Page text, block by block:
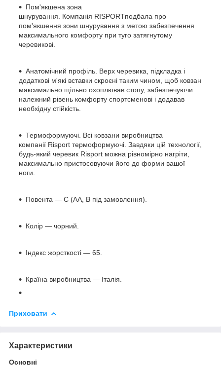
Пом'якшена зона
шнурування.
Компанія RISPORTподбала про
пом'якшення зони шнурування з метою забезпечення
максимального комфорту при туго затягнутому
черевикові.
Анатомічний профіль. Верх черевика, підкладка і
додаткові м'які вставки скроєні таким чином, щоб ковзан
максимально щільно охоплював стопу, забезпечуючи
належний рівень комфорту спортсменові і додавав
необхідну стійкість.
Термоформуючі. Всі ковзани виробництва
компанії Risport термоформуючі. Завдяки цій технології,
будь-який черевик Risport можна рівномірно нагріти,
максимально пристосовуючи його до форми вашої
ноги.
Повента — С (AA, В під замовлення).
Колір — чорний.
Індекс жорсткості — 65.
Країна виробництва — Італія.
Приховати
Характеристики
Основні